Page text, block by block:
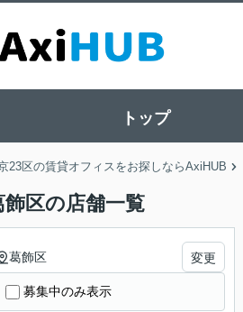
トップ
23区の賃貸オフィスをお探しならAxiHUB
飾区の店舗一覧
葛飾区 変更
募集中のみ表示